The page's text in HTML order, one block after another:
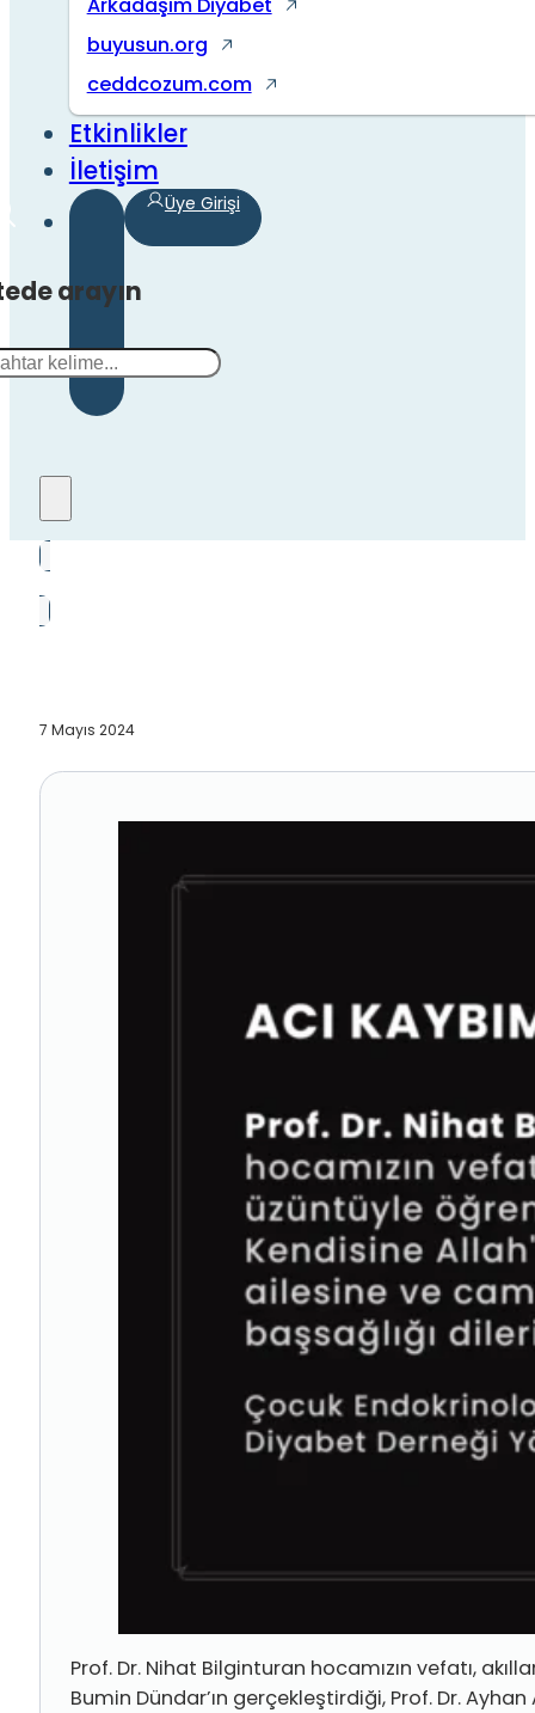
buyusun.org
ceddcozum.com
Etkinlikler
İletişim
arayın
Üye Girişi
7 Mayıs 2024
Prof. Dr. Nihat Bilginturan hocamızın vefatı,
Bumin Dündar’ın gerçekleştirdiği, Prof. Dr.